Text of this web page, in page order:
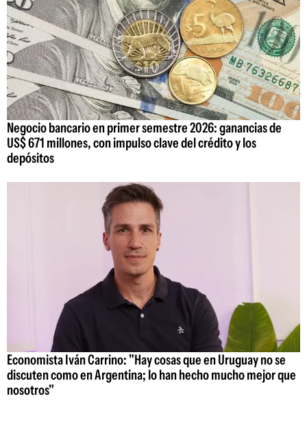
Negocio bancario en primer semestre 2026: ganancias de
US$ 671 millones, con impulso clave del crédito y los
depósitos
Economista Iván Carrino: "Hay cosas que en Uruguay no se
discuten como en Argentina; lo han hecho mucho mejor que
nosotros"